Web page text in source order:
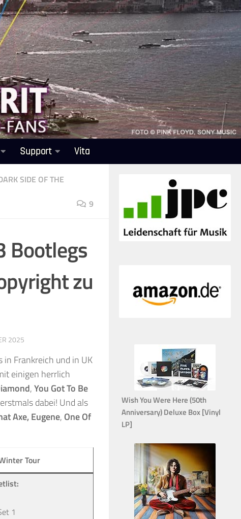
Support Vita
SIDE OF THE
9
Bootlegs
zu
2025
in Frankreich und in UK
einigen herrlich
,You Got To Be
dabei! Und als
Axe, Eugene, One Of
Tour
1
Wish You Were Here (50th
Anniversary) Deluxe Box [Vinyl
LP]